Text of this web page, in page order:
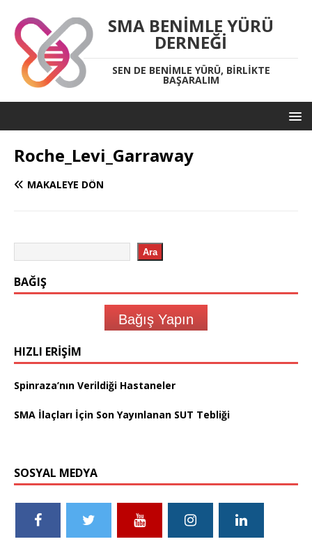
SMA BENIMLE YÜRÜ
DERNEĞI
SEN DE BENIMLE YÜRÜ, BIRLIKTE
BAŞARALIM
Roche_Levi_Garraway
MAKALEYE DÖN
Ara
BAĞIŞ
Bağış Yapın
HIZLI ERIŞIM
Spinraza’nın Verildiği Hastaneler
SMA İlaçları İçin Son Yayınlanan SUT Tebliği
SOSYAL MEDYA